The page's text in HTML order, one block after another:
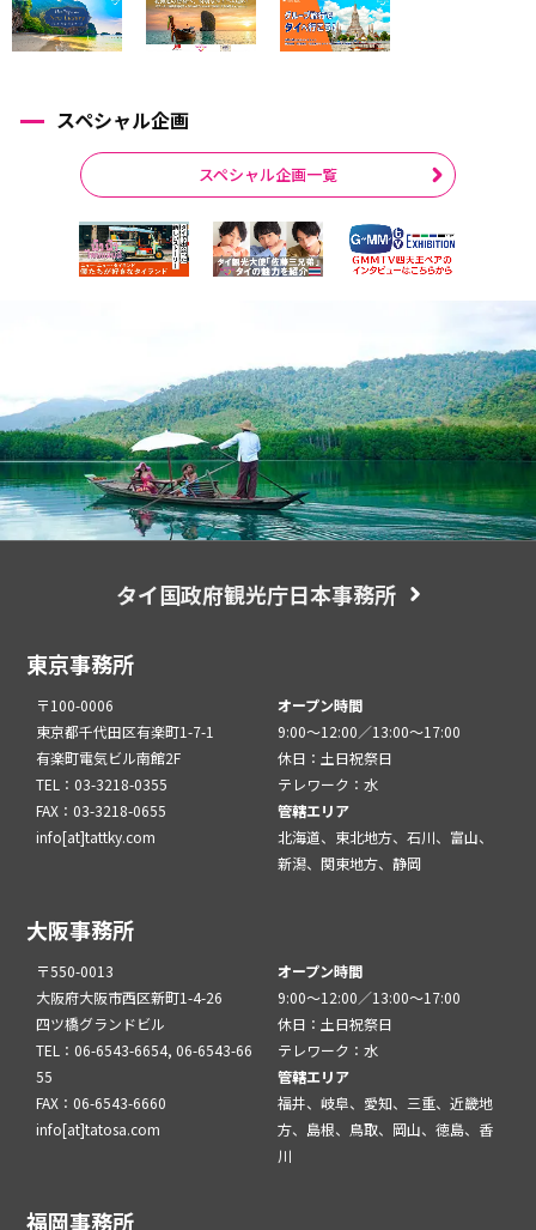
スペシャル企画
スペシャル企画一覧
タイ国政府観光庁日本事務所
東京事務所
〒100-0006
東京都千代田区有楽町1-7-1
有楽町電気ビル南館2F
TEL：03-3218-0355
FAX：03-3218-0655
info[at]tattky.com
オープン時間
9:00～12:00／13:00～17:00
休日：土日祝祭日
テレワーク：水
管轄エリア
北海道、東北地方、石川、富山、
新潟、関東地方、静岡
大阪事務所
〒550-0013
大阪府大阪市西区新町1-4-26
四ツ橋グランドビル
TEL：06-6543-6654, 06-6543-66
55
FAX：06-6543-6660
info[at]tatosa.com
オープン時間
9:00～12:00／13:00～17:00
休日：土日祝祭日
テレワーク：水
管轄エリア
福井、岐阜、愛知、三重、近畿地
方、島根、鳥取、岡山、徳島、香
川
福岡事務所